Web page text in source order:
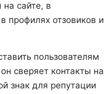
сайте, в
профилях отзовиков и
пользователям
сверяет контакты на
знак для репутации